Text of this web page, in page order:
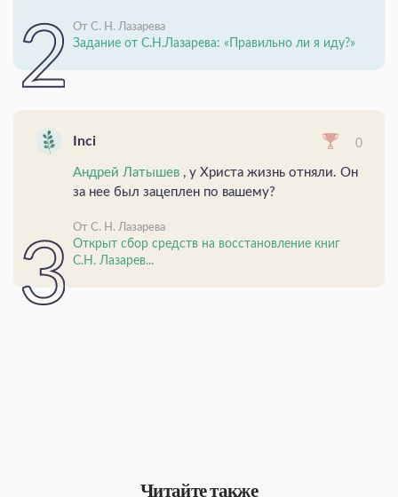
От С. Н. Лазарева
Задание от С.Н.Лазарева: «Правильно ли я иду?»
Inci 0
Андрей Латышев , у Христа жизнь отняли. Он
за нее был зацеплен по вашему?
От С. Н. Лазарева
Открыт сбор средств на восстановление книг
С.Н. Лазарев...
Читайте также